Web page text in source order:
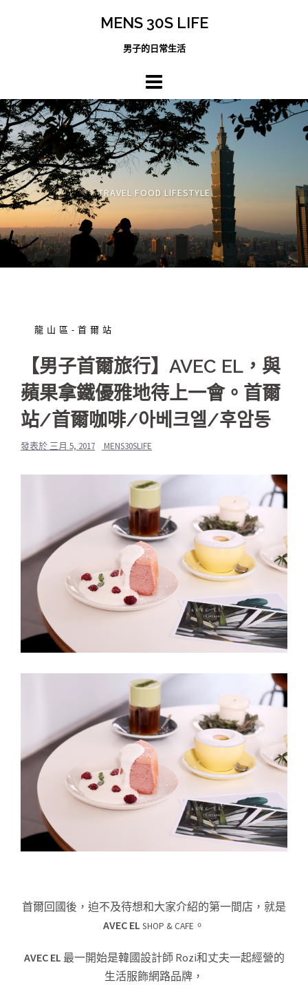
MENS 30S LIFE
男子的日常生活
TRAVEL FOOD LIFESTYLE
龍山區-首爾站
【男子首爾旅行】AVEC EL，與
蘋果拿鐵優雅地待上一會。首爾
站/首爾咖啡/아베크엘/후암동
發表於 三月 5, 2017 MENS30SLIFE
首爾回國後，迫不及待想和大家介紹的第一間店，就是
AVEC EL SHOP & CAFE 。
AVEC EL 最一開始是韓國設計師 Rozi和丈夫一起經營的
生活服飾網路品牌，